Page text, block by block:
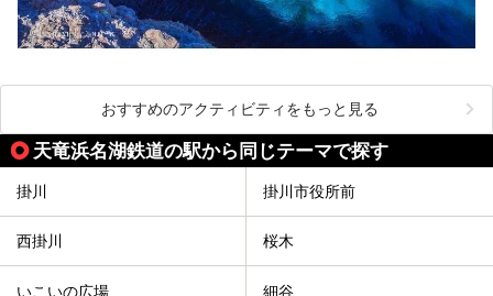
おすすめのアクティビティをもっと見る
天竜浜名湖鉄道の駅から同じテーマで探す
掛川 掛川市役所前
西掛川 桜木
いこいの広場 細谷